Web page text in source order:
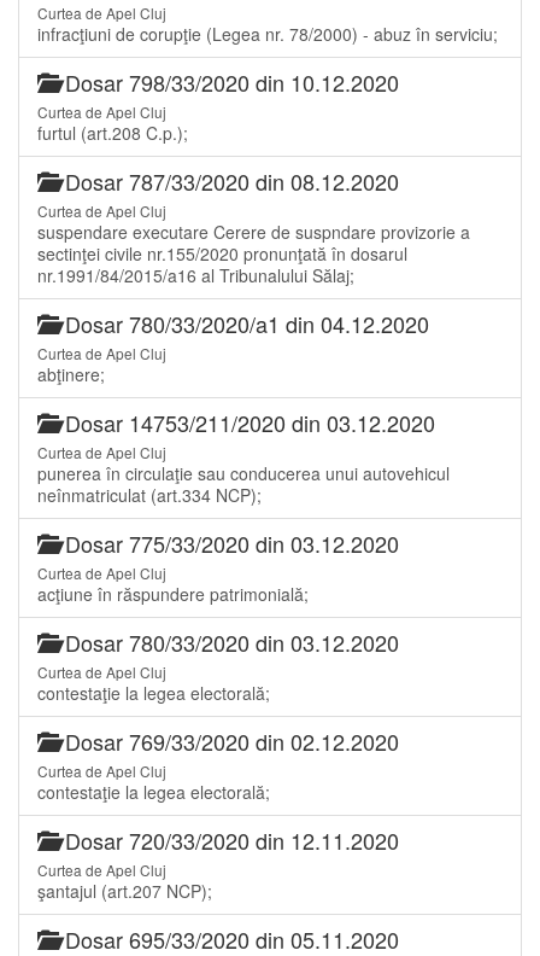
Curtea de Apel Cluj
infracţiuni de corupţie (Legea nr. 78/2000) - abuz în serviciu;
Dosar 798/33/2020 din 10.12.2020
Curtea de Apel Cluj
furtul (art.208 C.p.);
Dosar 787/33/2020 din 08.12.2020
Curtea de Apel Cluj
suspendare executare Cerere de suspndare provizorie a
sectinţei civile nr.155/2020 pronunţată în dosarul
nr.1991/84/2015/a16 al Tribunalului Sălaj;
Dosar 780/33/2020/a1 din 04.12.2020
Curtea de Apel Cluj
abţinere;
Dosar 14753/211/2020 din 03.12.2020
Curtea de Apel Cluj
punerea în circulaţie sau conducerea unui autovehicul
neînmatriculat (art.334 NCP);
Dosar 775/33/2020 din 03.12.2020
Curtea de Apel Cluj
acţiune în răspundere patrimonială;
Dosar 780/33/2020 din 03.12.2020
Curtea de Apel Cluj
contestaţie la legea electorală;
Dosar 769/33/2020 din 02.12.2020
Curtea de Apel Cluj
contestaţie la legea electorală;
Dosar 720/33/2020 din 12.11.2020
Curtea de Apel Cluj
şantajul (art.207 NCP);
Dosar 695/33/2020 din 05.11.2020